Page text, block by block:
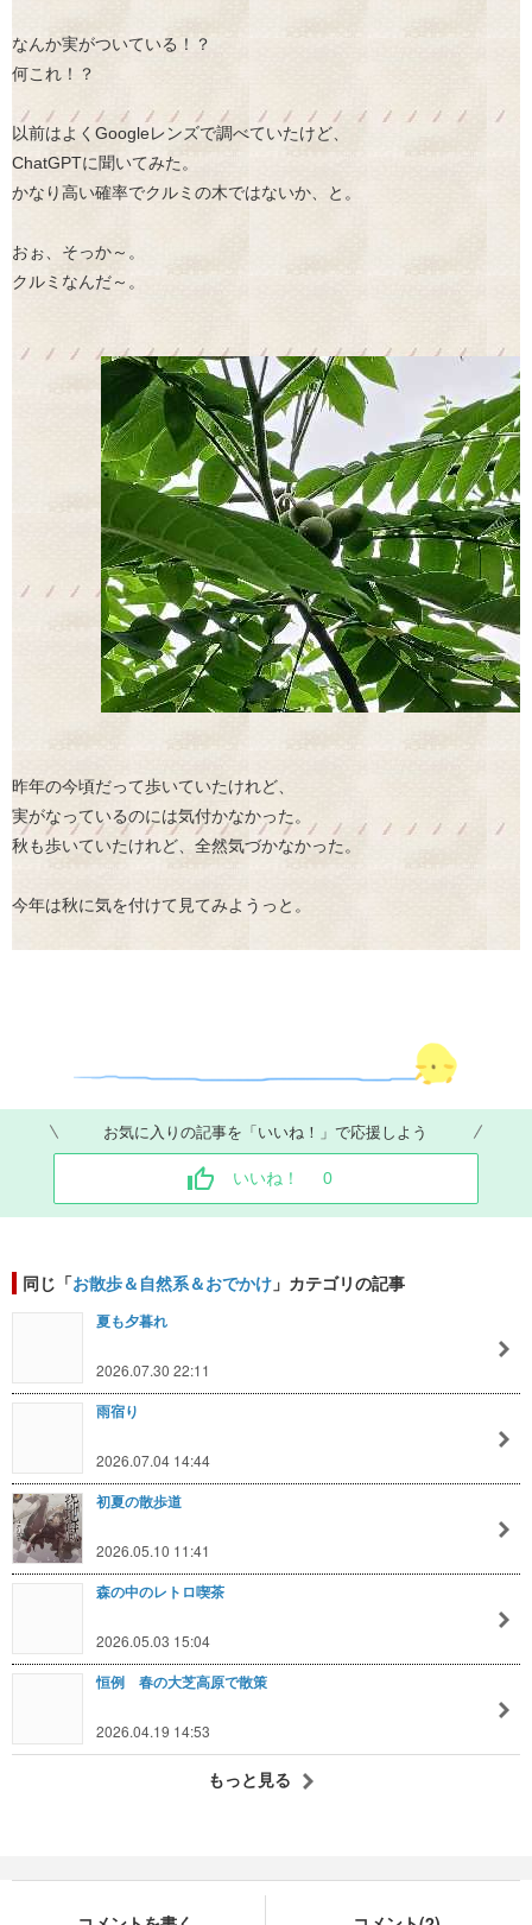
なんか実がついている！？
何これ！？
以前はよくGoogleレンズで調べていたけど、
ChatGPTに聞いてみた。
かなり高い確率でクルミの木ではないか、と。
おぉ、そっか～。
クルミなんだ～。
昨年の今頃だって歩いていたけれど、
実がなっているのには気付かなかった。
秋も歩いていたけれど、全然気づかなかった。
今年は秋に気を付けて見てみようっと。
お気に入りの記事を「いいね！」で応援しよう
いいね！ 0
同じ「お散歩＆自然系＆おでかけ 」カテゴリの記事
夏も夕暮れ
2026.07.30 22:11
雨宿り
2026.07.04 14:44
初夏の散歩道
2026.05.10 11:41
森の中のレトロ喫茶
2026.05.03 15:04
恒例 春の大芝高原で散策
2026.04.19 14:53
もっと見る